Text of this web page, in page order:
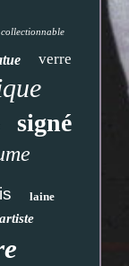
collectionnable
verre
signé
laine
artiste